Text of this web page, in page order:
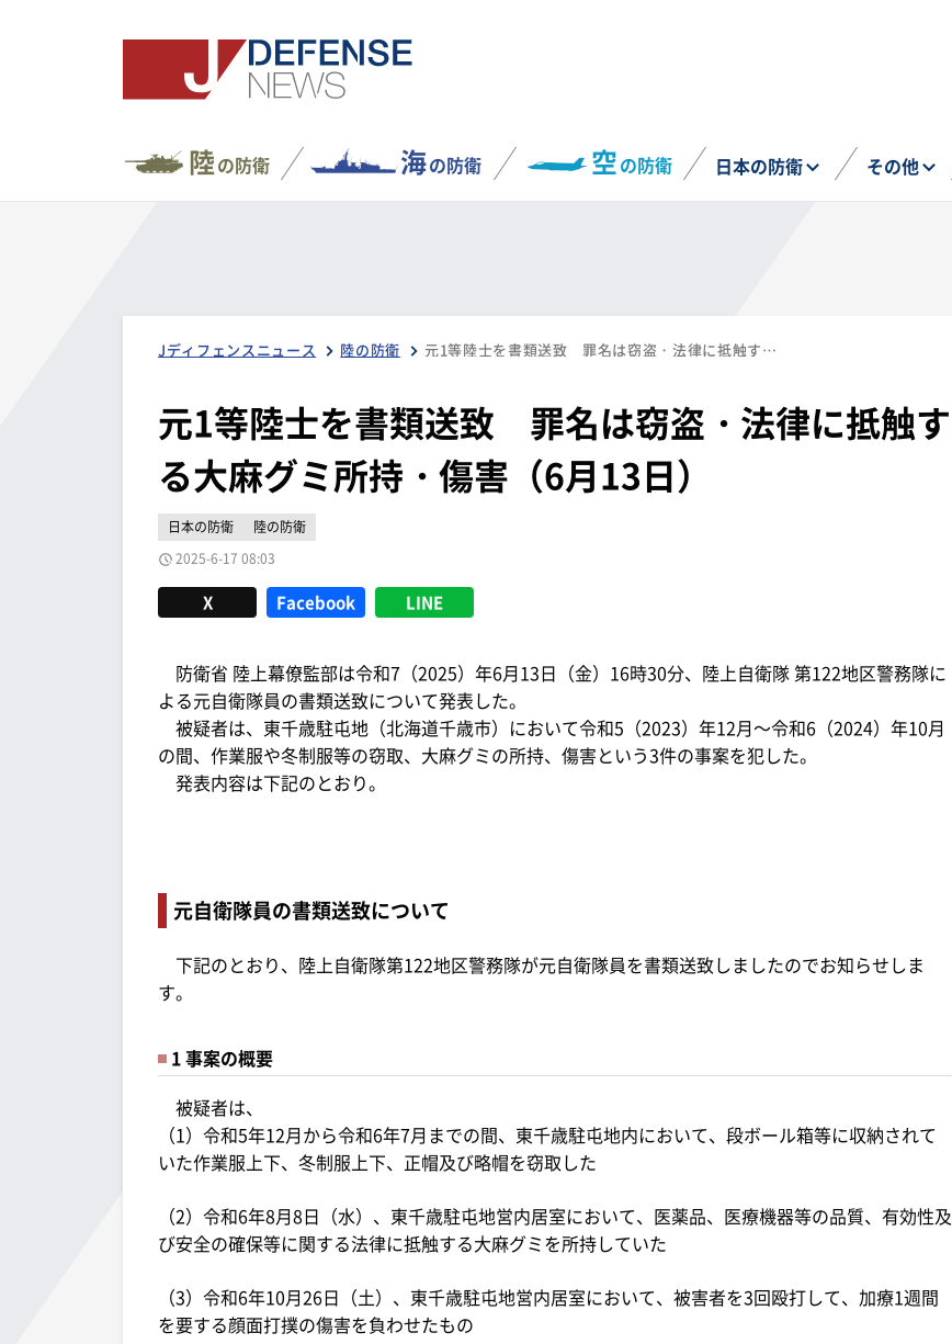
陸の防衛 海の防衛 空の防衛 日本の防衛 その他
Jディフェンスニュース 陸の防衛 元1等陸士を書類送致 罪名は窃盗・法律に抵触する大麻グミ所持・傷害（6月13日）
元1等陸士を書類送致 罪名は窃盗・法律に抵触す
る大麻グミ所持・傷害（6月13日）
日本の防衛
陸の防衛
2025-6-17 08:03
X Facebook LINE
防衛省 陸上幕僚監部は令和7（2025）年6月13日（金）16時30分、陸上自衛隊 第122地区警務隊に
よる元自衛隊員の書類送致について発表した。
被疑者は、東千歳駐屯地（北海道千歳市）において令和5（2023）年12月～令和6（2024）年10月
の間、作業服や冬制服等の窃取、大麻グミの所持、傷害という3件の事案を犯した。
発表内容は下記のとおり。
元自衛隊員の書類送致について
下記のとおり、陸上自衛隊第122地区警務隊が元自衛隊員を書類送致しましたのでお知らせしま
す。
1 事案の概要
被疑者は、
（1）令和5年12月から令和6年7月までの間、東千歳駐屯地内において、段ボール箱等に収納されて
いた作業服上下、冬制服上下、正帽及び略帽を窃取した
（2）令和6年8月8日（水）、東千歳駐屯地営内居室において、医薬品、医療機器等の品質、有効性及
び安全の確保等に関する法律に抵触する大麻グミを所持していた
（3）令和6年10月26日（土）、東千歳駐屯地営内居室において、被害者を3回殴打して、加療1週間
を要する顔面打撲の傷害を負わせたもの